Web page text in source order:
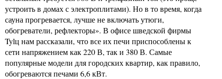
устроить в домах с электроплитами). Но в то время, когда
сауна прогревается, лучше не включать утюги,
обогреватели, рефлекторы». В офисе шведской фирмы
Tylц нам рассказали, что все их печи приспособлены к
сети напряжением как 220 В, так и 380 В. Самые
популярные модели для городских квартир, как правило,
обогреваются печами 6,6 кВт.